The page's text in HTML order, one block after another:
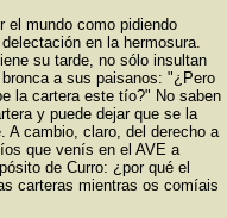
el mundo como pidiendo
en la hermosura.
su tarde, no sólo insultan
a sus paisanos: "¿Pero
la cartera este tío?" No saben
y puede dejar que se la
A cambio, claro, del derecho a
que venís en el AVE a
de Curro: ¿por qué el
carteras mientras os comíais